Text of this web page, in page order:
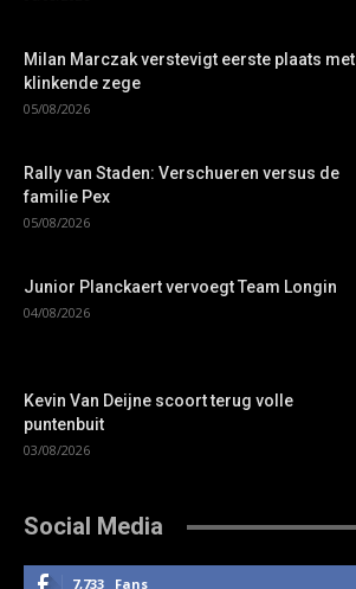
Milan Marczak verstevigt eerste plaats met
klinkende zege
05/08/2026
Rally van Staden: Verschueren versus de
familie Pex
05/08/2026
Junior Planckaert vervoegt Team Longin
04/08/2026
Kevin Van Deijne scoort terug volle
puntenbuit
03/08/2026
Social Media
7,733 Fans